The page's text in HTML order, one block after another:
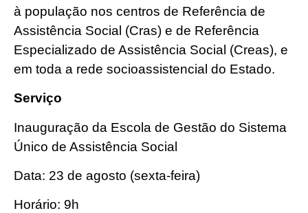
à população nos centros de Referência de
Assistência Social (Cras) e de Referência
Especializado de Assistência Social (Creas), e
em toda a rede socioassistencial do Estado.
Serviço
Inauguração da Escola de Gestão do Sistema
Único de Assistência Social
Data: 23 de agosto (sexta-feira)
Horário: 9h